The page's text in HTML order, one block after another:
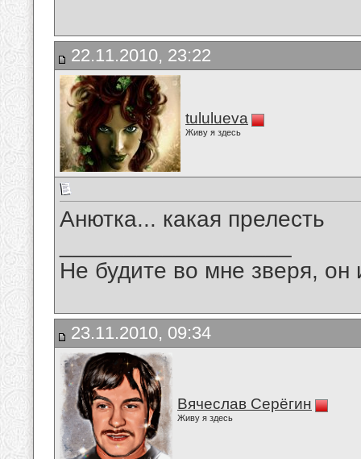
22.11.2010, 23:22
tululueva
Живу я здесь
Анютка... какая прелесть
Не будите во мне зверя, он
23.11.2010, 09:34
Вячеслав Серёгин
Живу я здесь